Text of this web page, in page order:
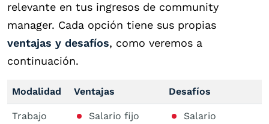
relevante en tus ingresos de community
manager. Cada opción tiene sus propias
ventajas y desafíos, como veremos a
continuación.
Modalidad Ventajas Desafíos
Trabajo
Salario fijo
Salario